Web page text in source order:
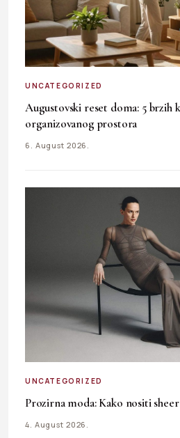
UNCATEGORIZED
Augustovski reset doma: 5 brzih
organizovanog prostora
6. August 2026.
UNCATEGORIZED
Prozirna moda: Kako nositi
4. August 2026.